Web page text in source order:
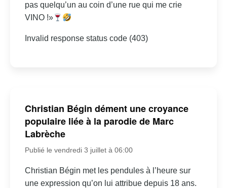
pas quelqu’un au coin d’une rue qui me crie
VINO !»
Invalid response status code (403)
Christian Bégin dément une croyance
populaire liée à la parodie de Marc
Labrèche
Publié le vendredi 3 juillet à 06:00
Christian Bégin met les pendules à l’heure sur
une expression qu’on lui attribue depuis 18 ans.